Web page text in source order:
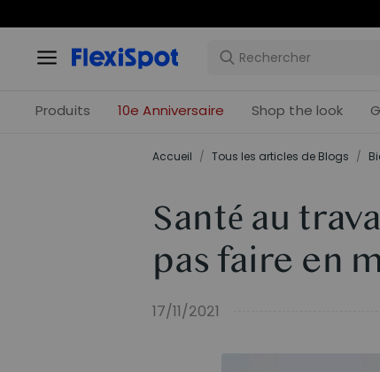
Produits 10e Anniversaire Shop the look
Accueil / Tous les articles de Blogs /
Santé au
pas faire en
17/11/2021